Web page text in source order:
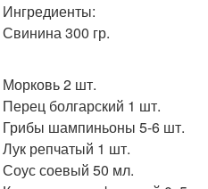
Ингредиенты:
Свинина 300 гр.
Морковь 2 шт.
Перец болгарский 1 шт.
Грибы шампиньоны 5-6 шт.
Лук репчатый 1 шт.
Соус соевый 50 мл.